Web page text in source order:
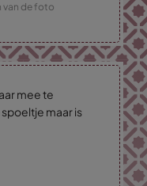
van de foto
mee te
maar is